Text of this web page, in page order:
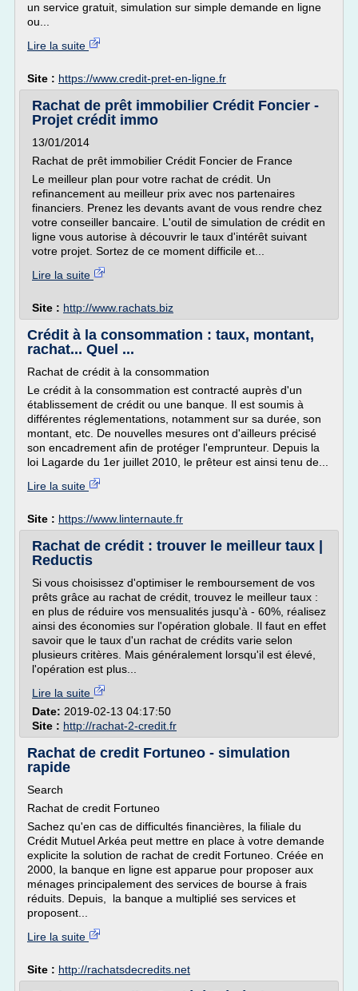
un service gratuit, simulation sur simple demande en ligne
ou...
Lire la suite
Site : https://www.credit-pret-en-ligne.fr
Rachat de prêt immobilier Crédit Foncier -
Projet crédit immo
13/01/2014
Rachat de prêt immobilier Crédit Foncier de France
Le meilleur plan pour votre rachat de crédit. Un
refinancement au meilleur prix avec nos partenaires
financiers. Prenez les devants avant de vous rendre chez
votre conseiller bancaire. L'outil de simulation de crédit en
ligne vous autorise à découvrir le taux d'intérêt suivant
votre projet. Sortez de ce moment difficile et...
Lire la suite
Site : http://www.rachats.biz
Crédit à la consommation : taux, montant,
rachat... Quel ...
Rachat de crédit à la consommation
Le crédit à la consommation est contracté auprès d'un
établissement de crédit ou une banque. Il est soumis à
différentes réglementations, notamment sur sa durée, son
montant, etc. De nouvelles mesures ont d'ailleurs précisé
son encadrement afin de protéger l'emprunteur. Depuis la
loi Lagarde du 1er juillet 2010, le prêteur est ainsi tenu de...
Lire la suite
Site : https://www.linternaute.fr
Rachat de crédit : trouver le meilleur taux |
Reductis
Si vous choisissez d'optimiser le remboursement de vos
prêts grâce au rachat de crédit, trouvez le meilleur taux :
en plus de réduire vos mensualités jusqu'à - 60%, réalisez
ainsi des économies sur l'opération globale. Il faut en effet
savoir que le taux d'un rachat de crédits varie selon
plusieurs critères. Mais généralement lorsqu'il est élevé,
l'opération est plus...
Lire la suite
Date: 2019-02-13 04:17:50
Site : http://rachat-2-credit.fr
Rachat de credit Fortuneo - simulation
rapide
Search
Rachat de credit Fortuneo
Sachez qu'en cas de difficultés financières, la filiale du
Crédit Mutuel Arkéa peut mettre en place à votre demande
explicite la solution de rachat de credit Fortuneo. Créée en
2000, la banque en ligne est apparue pour proposer aux
ménages principalement des services de bourse à frais
réduits. Depuis, la banque a multiplié ses services et
proposent...
Lire la suite
Site : http://rachatsdecredits.net